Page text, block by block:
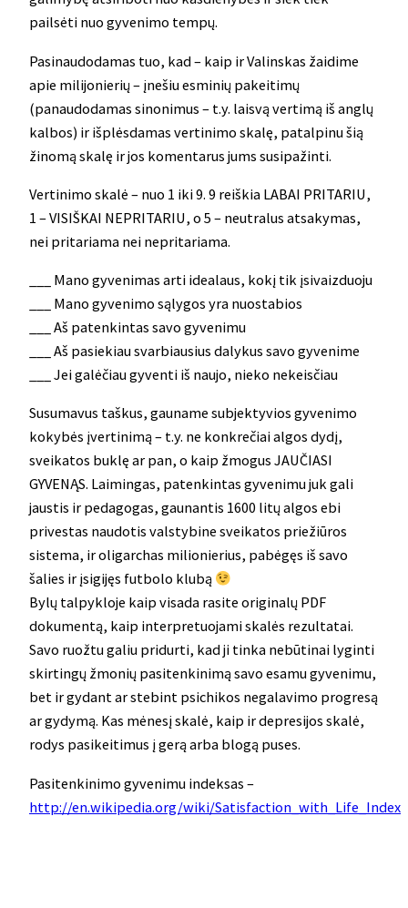
pailsėti nuo gyvenimo tempų.
Pasinaudodamas tuo, kad – kaip ir Valinskas žaidime
apie milijonierių – įnešiu esminių pakeitimų
(panaudodamas sinonimus – t.y. laisvą vertimą iš anglų
kalbos) ir išplėsdamas vertinimo skalę, patalpinu šią
žinomą skalę ir jos komentarus jums susipažinti.
Vertinimo skalė – nuo 1 iki 9. 9 reiškia LABAI PRITARIU,
1 – VISIŠKAI NEPRITARIU, o 5 – neutralus atsakymas,
nei pritariama nei nepritariama.
___ Mano gyvenimas arti idealaus, kokį tik įsivaizduoju
___ Mano gyvenimo sąlygos yra nuostabios
___ Aš patenkintas savo gyvenimu
___ Aš pasiekiau svarbiausius dalykus savo gyvenime
___ Jei galėčiau gyventi iš naujo, nieko nekeisčiau
Susumavus taškus, gauname subjektyvios gyvenimo
kokybės įvertinimą – t.y. ne konkrečiai algos dydį,
sveikatos buklę ar pan, o kaip žmogus JAUČIASI
GYVENĄS. Laimingas, patenkintas gyvenimu juk gali
jaustis ir pedagogas, gaunantis 1600 litų algos ebi
privestas naudotis valstybine sveikatos priežiūros
sistema, ir oligarchas milionierius, pabėgęs iš savo
šalies ir įsigijęs futbolo klubą
Bylų talpykloje kaip visada rasite originalų PDF
dokumentą, kaip interpretuojami skalės rezultatai.
Savo ruožtu galiu pridurti, kad ji tinka nebūtinai lyginti
skirtingų žmonių pasitenkinimą savo esamu gyvenimu,
bet ir gydant ar stebint psichikos negalavimo progresą
ar gydymą. Kas mėnesį skalė, kaip ir depresijos skalė,
rodys pasikeitimus į gerą arba blogą puses.
Pasitenkinimo gyvenimu indeksas –
http://en.wikipedia.org/wiki/Satisfaction_with_Life_Index